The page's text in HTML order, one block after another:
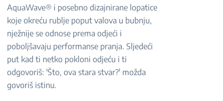
AquaWave® i posebno dizajnirane lopatice
koje okreću rublje poput valova u bubnju,
nježnije se odnose prema odjeći i
poboljšavaju performanse pranja. Sljedeći
put kad ti netko pokloni odjeću i ti
odgovoriš: 'Što, ova stara stvar?' možda
govoriš istinu.